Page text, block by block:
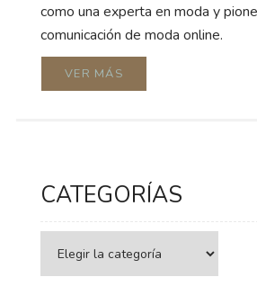
como una experta en moda y
comunicación de moda online.
VER MÁS
CATEGORÍAS